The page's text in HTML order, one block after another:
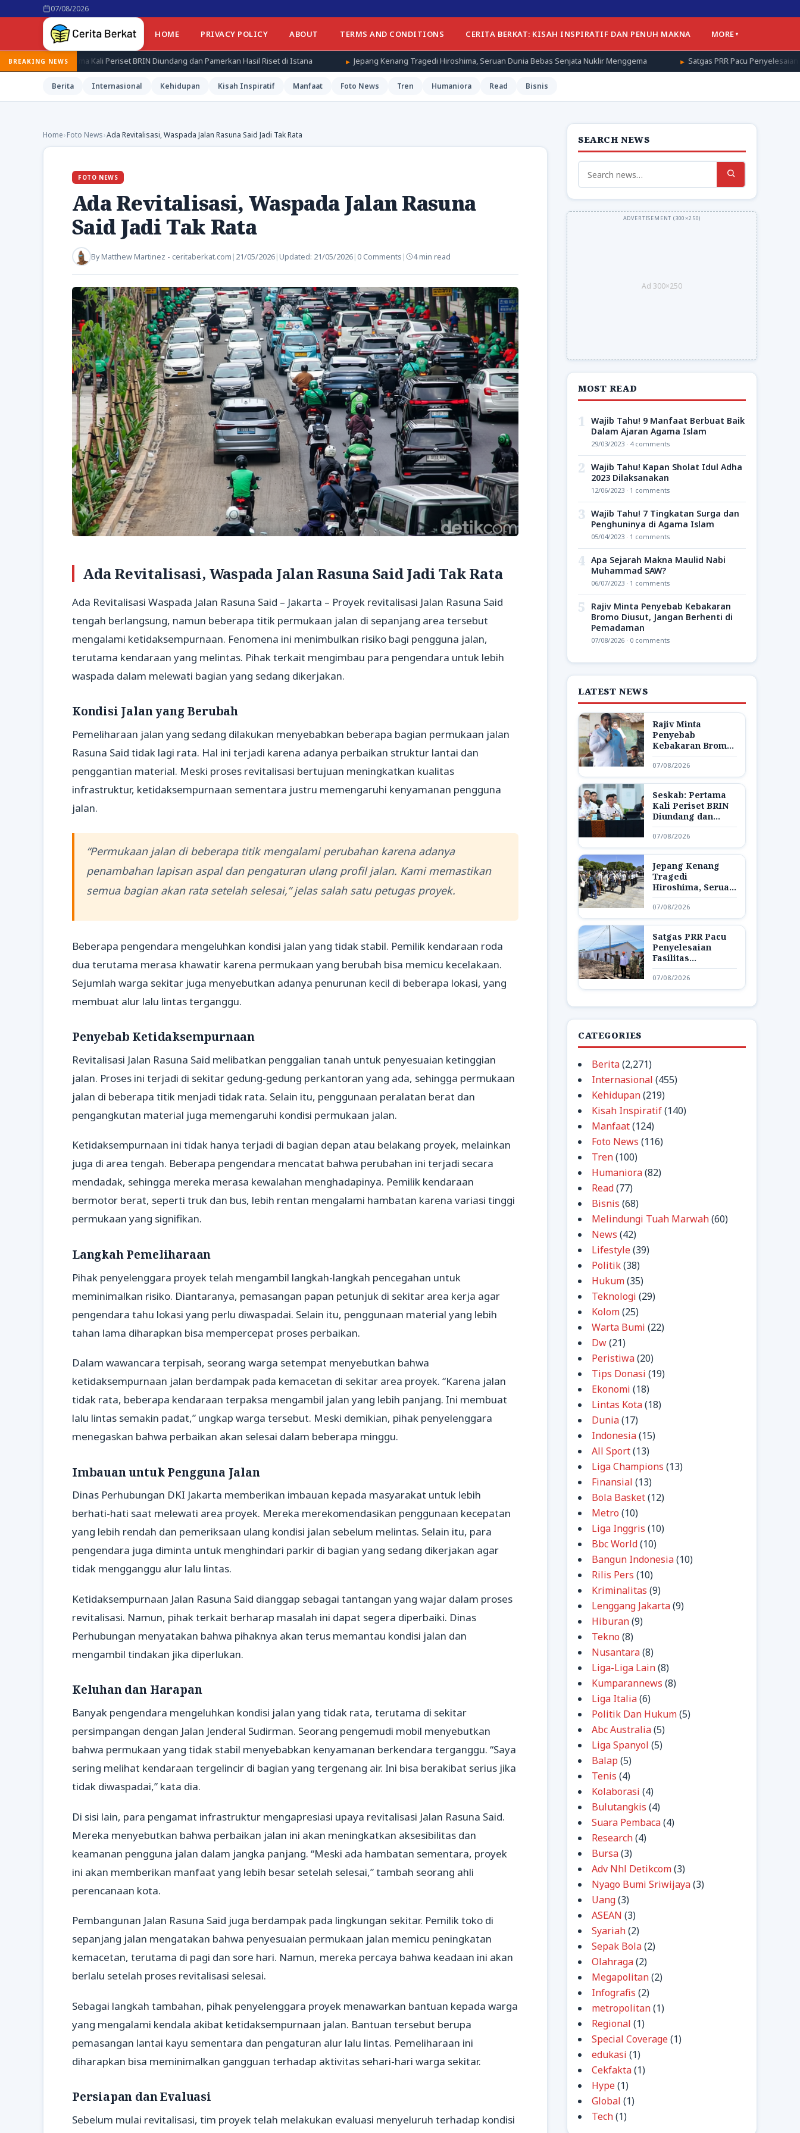
07/08/2026
HOME PRIVACY POLICY ABOUT TERMS AND CONDITIONS CERITA BERKAT: KISAH INSPIRATIF DAN PENUH MAKNA MORE
BREAKING NEWS
Kali Periset BRIN Diundang dan Pamerkan Hasil Riset di Istana Jepang Kenang Tragedi Hiroshima, Seruan Dunia Bebas Senjata Nuklir Menggema Satgas PRR Pacu Penyelesaian Fasilitas
Berita Internasional Kehidupan Kisah Inspiratif Manfaat Foto News Tren Humaniora Read Bisnis
Home›Foto News›Ada Revitalisasi, Waspada Jalan Rasuna Said Jadi Tak Rata
FOTO NEWS
Ada Revitalisasi, Waspada Jalan Rasuna
Said Jadi Tak Rata
ByMatthew Martinez - ceritaberkat.com | 21/05/2026| Updated: 21/05/2026| 0 Comments | 4 min read
Ada Revitalisasi, Waspada Jalan Rasuna Said Jadi Tak Rata
Ada Revitalisasi Waspada Jalan Rasuna Said – Jakarta – Proyek revitalisasi Jalan Rasuna Said
tengah berlangsung, namun beberapa titik permukaan jalan di sepanjang area tersebut
mengalami ketidaksempurnaan. Fenomena ini menimbulkan risiko bagi pengguna jalan,
terutama kendaraan yang melintas. Pihak terkait mengimbau para pengendara untuk lebih
waspada dalam melewati bagian yang sedang dikerjakan.
Kondisi Jalan yang Berubah
Pemeliharaan jalan yang sedang dilakukan menyebabkan beberapa bagian permukaan jalan
Rasuna Said tidak lagi rata. Hal ini terjadi karena adanya perbaikan struktur lantai dan
penggantian material. Meski proses revitalisasi bertujuan meningkatkan kualitas
infrastruktur, ketidaksempurnaan sementara justru memengaruhi kenyamanan pengguna
jalan.
“Permukaan jalan di beberapa titik mengalami perubahan karena adanya
penambahan lapisan aspal dan pengaturan ulang profil jalan. Kami memastikan
semua bagian akan rata setelah selesai,” jelas salah satu petugas proyek.
Beberapa pengendara mengeluhkan kondisi jalan yang tidak stabil. Pemilik kendaraan roda
dua terutama merasa khawatir karena permukaan yang berubah bisa memicu kecelakaan.
Sejumlah warga sekitar juga menyebutkan adanya penurunan kecil di beberapa lokasi, yang
membuat alur lalu lintas terganggu.
Penyebab Ketidaksempurnaan
Revitalisasi Jalan Rasuna Said melibatkan penggalian tanah untuk penyesuaian ketinggian
jalan. Proses ini terjadi di sekitar gedung-gedung perkantoran yang ada, sehingga permukaan
jalan di beberapa titik menjadi tidak rata. Selain itu, penggunaan peralatan berat dan
pengangkutan material juga memengaruhi kondisi permukaan jalan.
Ketidaksempurnaan ini tidak hanya terjadi di bagian depan atau belakang proyek, melainkan
juga di area tengah. Beberapa pengendara mencatat bahwa perubahan ini terjadi secara
mendadak, sehingga mereka merasa kewalahan menghadapinya. Pemilik kendaraan
bermotor berat, seperti truk dan bus, lebih rentan mengalami hambatan karena variasi tinggi
permukaan yang signifikan.
Langkah Pemeliharaan
Pihak penyelenggara proyek telah mengambil langkah-langkah pencegahan untuk
meminimalkan risiko. Diantaranya, pemasangan papan petunjuk di sekitar area kerja agar
pengendara tahu lokasi yang perlu diwaspadai. Selain itu, penggunaan material yang lebih
tahan lama diharapkan bisa mempercepat proses perbaikan.
Dalam wawancara terpisah, seorang warga setempat menyebutkan bahwa
ketidaksempurnaan jalan berdampak pada kemacetan di sekitar area proyek. “Karena jalan
tidak rata, beberapa kendaraan terpaksa mengambil jalan yang lebih panjang. Ini membuat
lalu lintas semakin padat,” ungkap warga tersebut. Meski demikian, pihak penyelenggara
menegaskan bahwa perbaikan akan selesai dalam beberapa minggu.
Imbauan untuk Pengguna Jalan
Dinas Perhubungan DKI Jakarta memberikan imbauan kepada masyarakat untuk lebih
berhati-hati saat melewati area proyek. Mereka merekomendasikan penggunaan kecepatan
yang lebih rendah dan pemeriksaan ulang kondisi jalan sebelum melintas. Selain itu, para
pengendara juga diminta untuk menghindari parkir di bagian yang sedang dikerjakan agar
tidak mengganggu alur lalu lintas.
Ketidaksempurnaan Jalan Rasuna Said dianggap sebagai tantangan yang wajar dalam proses
revitalisasi. Namun, pihak terkait berharap masalah ini dapat segera diperbaiki. Dinas
Perhubungan menyatakan bahwa pihaknya akan terus memantau kondisi jalan dan
mengambil tindakan jika diperlukan.
Keluhan dan Harapan
Banyak pengendara mengeluhkan kondisi jalan yang tidak rata, terutama di sekitar
persimpangan dengan Jalan Jenderal Sudirman. Seorang pengemudi mobil menyebutkan
bahwa permukaan yang tidak stabil menyebabkan kenyamanan berkendara terganggu. “Saya
sering melihat kendaraan tergelincir di bagian yang tergenang air. Ini bisa berakibat serius jika
tidak diwaspadai,” kata dia.
Di sisi lain, para pengamat infrastruktur mengapresiasi upaya revitalisasi Jalan Rasuna Said.
Mereka menyebutkan bahwa perbaikan jalan ini akan meningkatkan aksesibilitas dan
keamanan pengguna jalan dalam jangka panjang. “Meski ada hambatan sementara, proyek
ini akan memberikan manfaat yang lebih besar setelah selesai,” tambah seorang ahli
perencanaan kota.
Pembangunan Jalan Rasuna Said juga berdampak pada lingkungan sekitar. Pemilik toko di
sepanjang jalan mengatakan bahwa penyesuaian permukaan jalan memicu peningkatan
kemacetan, terutama di pagi dan sore hari. Namun, mereka percaya bahwa keadaan ini akan
berlalu setelah proses revitalisasi selesai.
Sebagai langkah tambahan, pihak penyelenggara proyek menawarkan bantuan kepada warga
yang mengalami kendala akibat ketidaksempurnaan jalan. Bantuan tersebut berupa
pemasangan lantai kayu sementara dan pengaturan alur lalu lintas. Pemeliharaan ini
diharapkan bisa meminimalkan gangguan terhadap aktivitas sehari-hari warga sekitar.
Persiapan dan Evaluasi
Sebelum mulai revitalisasi, tim proyek telah melakukan evaluasi menyeluruh terhadap kondisi
SEARCH NEWS
Search
for:
Ad 300×250
MOST READ
1 Wajib Tahu! 9 Manfaat Berbuat Baik
Dalam Ajaran Agama Islam
29/03/2023 · 4 comments
2 Wajib Tahu! Kapan Sholat Idul Adha
2023 Dilaksanakan
12/06/2023 · 1 comments
3 Wajib Tahu! 7 Tingkatan Surga dan
Penghuninya di Agama Islam
05/04/2023 · 1 comments
4 Apa Sejarah Makna Maulid Nabi
Muhammad SAW?
06/07/2023 · 1 comments
5
Rajiv Minta Penyebab Kebakaran
Bromo Diusut, Jangan Berhenti di
Pemadaman
07/08/2026 · 0 comments
LATEST NEWS
Rajiv Minta
Penyebab
Kebakaran Bromo
Diusut, Jangan
Berhenti di
Pemadaman
07/08/2026
Seskab: Pertama
Kali Periset BRIN
Diundang dan
Pamerkan Hasil
Riset di Istana
07/08/2026
Jepang Kenang
Tragedi
Hiroshima, Seruan
Dunia Bebas
Senjata Nuklir
Menggema
07/08/2026
Satgas PRR Pacu
Penyelesaian
Fasilitas
Pendukung Huntap
di Aceh Tamiang
07/08/2026
CATEGORIES
Berita(2,271)
Internasional (455)
Kehidupan(219)
Kisah Inspiratif(140)
Manfaat(124)
Foto News (116)
Tren(100)
Humaniora(82)
Read(77)
Bisnis (68)
Melindungi Tuah Marwah(60)
News (42)
Lifestyle(39)
Politik(38)
Hukum(35)
Teknologi (29)
Kolom(25)
Warta Bumi (22)
Dw(21)
Peristiwa(20)
Tips Donasi (19)
Ekonomi (18)
Lintas Kota(18)
Dunia(17)
Indonesia(15)
All Sport(13)
Liga Champions (13)
Finansial (13)
Bola Basket(12)
Metro (10)
Liga Inggris (10)
Bbc World(10)
Bangun Indonesia(10)
Rilis Pers (10)
Kriminalitas (9)
Lenggang Jakarta(9)
Hiburan(9)
Tekno (8)
Nusantara(8)
Liga-Liga Lain(8)
Kumparannews (8)
Liga Italia(6)
Politik Dan Hukum(5)
Abc Australia(5)
Liga Spanyol (5)
Balap (5)
Tenis (4)
Kolaborasi (4)
Bulutangkis (4)
Suara Pembaca(4)
Research(4)
Bursa(3)
Adv Nhl Detikcom(3)
Nyago Bumi Sriwijaya(3)
Uang(3)
ASEAN (3)
Syariah(2)
Sepak Bola(2)
Olahraga(2)
Megapolitan(2)
Infografis (2)
metropolitan(1)
Regional (1)
Special Coverage(1)
edukasi (1)
Cekfakta(1)
Hype(1)
Global (1)
Tech(1)